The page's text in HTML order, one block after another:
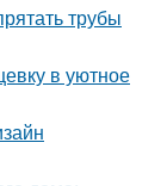
трубы
в уютное